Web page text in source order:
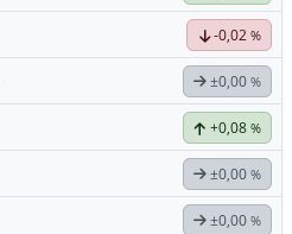
-0,02 %
±0,00 %
+0,08 %
±0,00 %
±0,00 %